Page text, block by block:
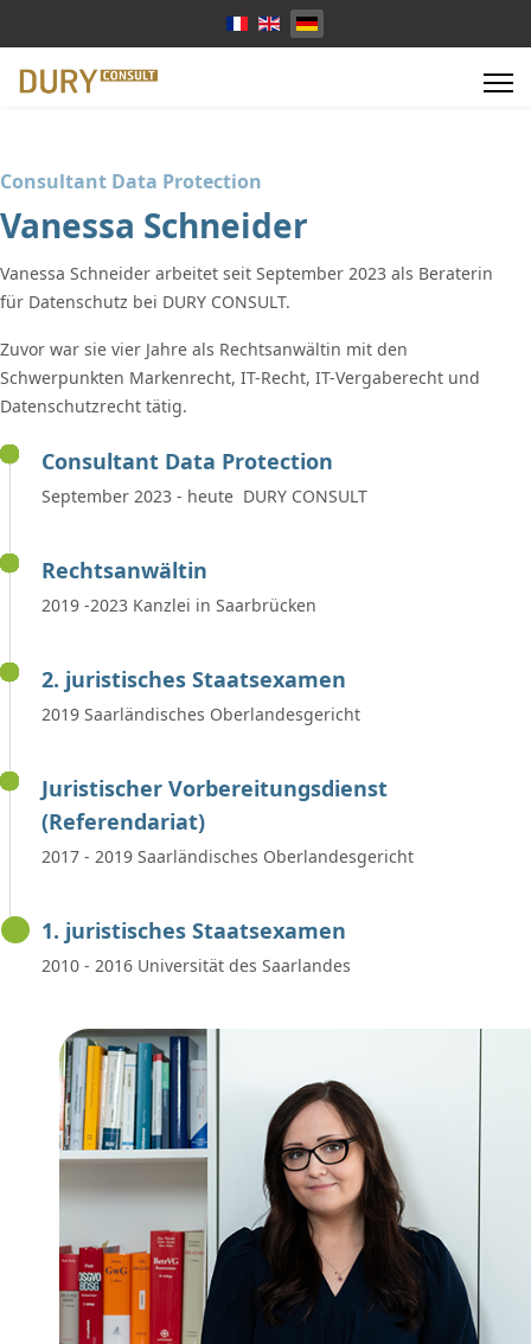
Sprache auswählen
Consultant Data Protection
Vanessa Schneider
Vanessa Schneider arbeitet seit September 2023 als Beraterin
für Datenschutz bei DURY CONSULT.
Zuvor war sie vier Jahre als Rechtsanwältin mit den
Schwerpunkten Markenrecht, IT-Recht, IT-Vergaberecht und
Datenschutzrecht tätig.
Consultant Data Protection
September 2023 - heute DURY CONSULT
Rechtsanwältin
2019 -2023 Kanzlei in Saarbrücken
2. juristisches Staatsexamen
2019 Saarländisches Oberlandesgericht
Juristischer Vorbereitungsdienst
(Referendariat)
2017 - 2019 Saarländisches Oberlandesgericht
1. juristisches Staatsexamen
2010 - 2016 Universität des Saarlandes